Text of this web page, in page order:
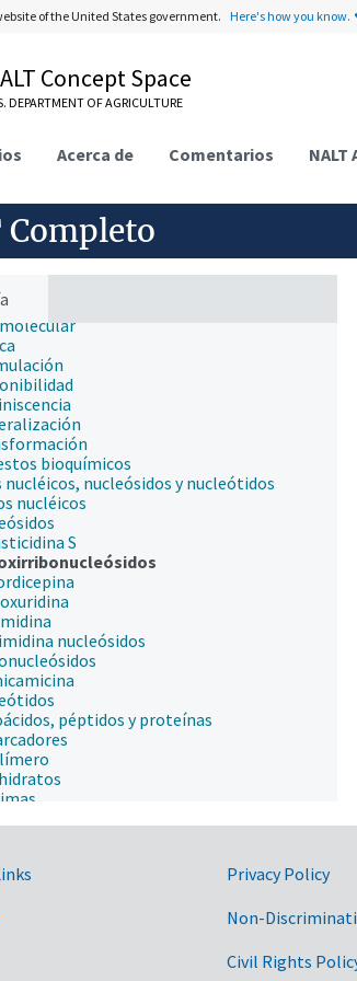
of the United States government. Here's how you know.
Concept Space
DEPARTMENT OF AGRICULTURE
Acerca de Comentarios
Completo
estudio
los insectos
bioquímicos
nucléicos, nucleósidos y nucleótidos
nucléicos
S
nucleósidos
péptidos y proteínas
de crecimientoLinks
Privacy Policy
Non-
Civil Rights